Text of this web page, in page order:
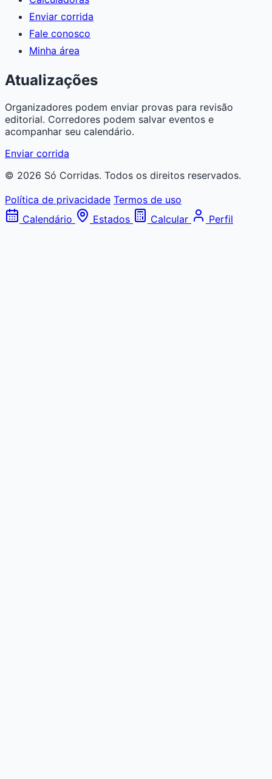
Enviar corrida
Fale conosco
Minha área
Atualizações
Organizadores podem enviar provas para revisão
editorial. Corredores podem salvar eventos e
acompanhar seu calendário.
Enviar corrida
© 2026 Só Corridas. Todos os direitos reservados.
Política de privacidade Termos de uso
Calendário
Estados Calcular Perfil